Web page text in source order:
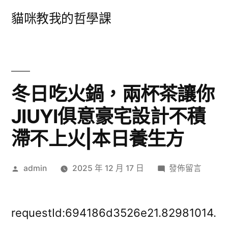
貓咪教我的哲學課
冬日吃火鍋，兩杯茶讓你
JIUYI俱意豪宅設計不積
滯不上火|本日養生方
作
admin 2025 年 12 月 17 日
在
吃
發佈留言
requestId:694186d3526e21.82981014.